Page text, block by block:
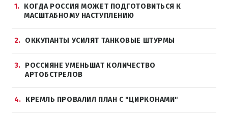
1
КОГДА РОССИЯ МОЖЕТ ПОДГОТОВИТЬСЯ К
МАСШТАБНОМУ НАСТУПЛЕНИЮ
2 ОККУПАНТЫ УСИЛЯТ ТАНКОВЫЕ ШТУРМЫ
3
РОССИЯНЕ УМЕНЬШАТ КОЛИЧЕСТВО
АРТОБСТРЕЛОВ
4 КРЕМЛЬ ПРОВАЛИЛ ПЛАН С "ЦИРКОНАМИ"